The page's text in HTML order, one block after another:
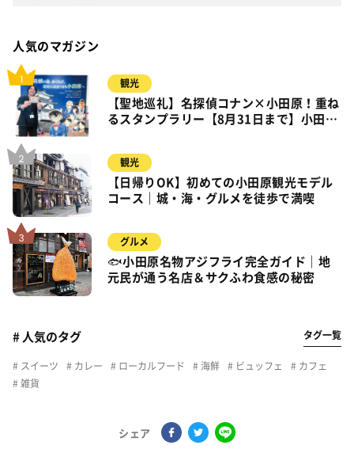
人気のマガジン
観光
【聖地巡礼】名探偵コナン×小田原！重ね
るスタンプラリー【8月31日まで】小田
観光
【日帰りOK】初めての小田原観光モデル
コース｜城・海・グルメを徒歩で満喫
グルメ
🐟小田原名物アジフライ完全ガイド｜地
元民が通う名店＆サクふわ食感の秘密
# 人気のタグ タグ一覧
スイーツ カレー ローカルフード 海鮮 ビュッフェ
カフェ
雑貨
シェア